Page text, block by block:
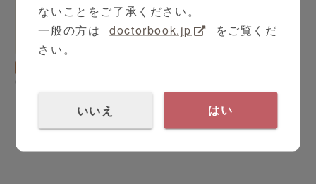
COVID-19関連コンテンツ
ないことをご了承ください。
一般の方は
doctorbook.jp
をご覧くだ
さい。
いいえ はい